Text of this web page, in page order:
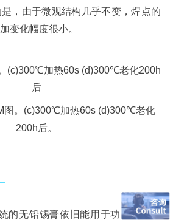
，由于微观结构几乎不变，焊点的
变化幅度很小。
图。(c)300℃加热60s (d)300℃老化
200h后。
的无铅锡膏依旧能用于功率器件的